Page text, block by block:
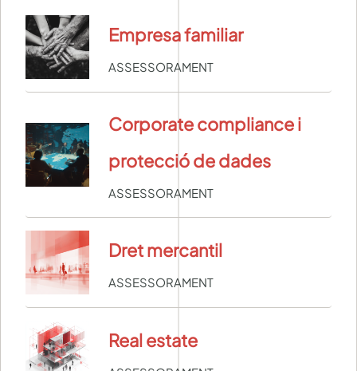
Empresa familiar
ASSESSORAMENT
Corporate compliance i
protecció de dades
ASSESSORAMENT
Dret mercantil
ASSESSORAMENT
Real estate